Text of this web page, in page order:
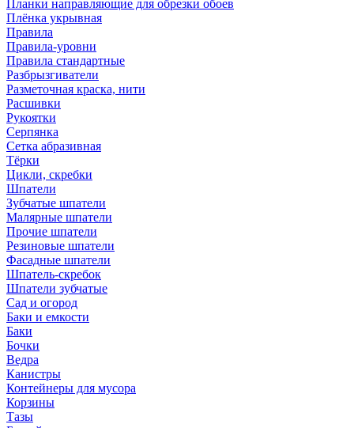
Планки направляющие для обрезки обоев
Плёнка укрывная
Правила
Правила-уровни
Правила стандартные
Разбрызгиватели
Разметочная краска, нити
Расшивки
Рукоятки
Серпянка
Сетка абразивная
Тёрки
Цикли, скребки
Шпатели
Зубчатые шпатели
Малярные шпатели
Прочие шпатели
Резиновые шпатели
Фасадные шпатели
Шпатель-скребок
Шпатели зубчатые
Сад и огород
Баки и емкости
Баки
Бочки
Ведра
Канистры
Контейнеры для мусора
Корзины
Тазы